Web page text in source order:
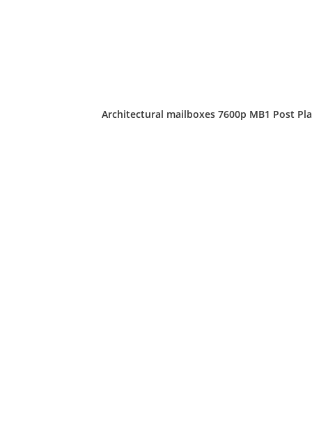
Architectural mailboxes 7600p MB1 Post